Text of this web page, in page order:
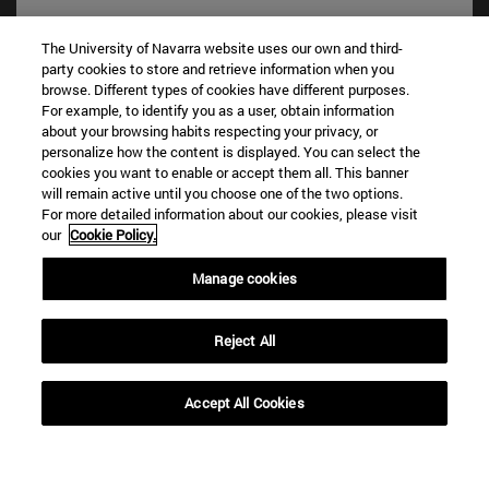
Accesos directos
Biblioteca(abre en nueva ventana)
Mi correo(abre en nueva ventana)
Aula virtual ADI(abre en nueva ventana)
Búsqueda de personas(abre en nueva ventana)
Trabaja con nosotros(abre en nueva ventana)
Información
TFNO +34 948 42 56 00
¿QUÉ GRADO TE INTERESA?
¿QUÉ MÁSTER TE INTERESA?
© Universidad de Navarra
Información legal
Accesibilidad
The University of Navarra website uses our own and third-
party cookies to store and retrieve information when you
browse. Different types of cookies have different purposes.
For example, to identify you as a user, obtain information
about your browsing habits respecting your privacy, or
personalize how the content is displayed. You can select the
cookies you want to enable or accept them all. This banner
will remain active until you choose one of the two options.
For more detailed information about our cookies, please visit
our Cookie Policy.
Manage cookies
Reject All
Accept All Cookies